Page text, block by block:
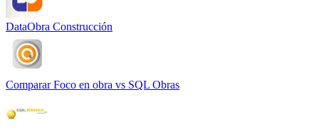
DataObra Construcción
Comparar Foco en obra vs SQL Obras